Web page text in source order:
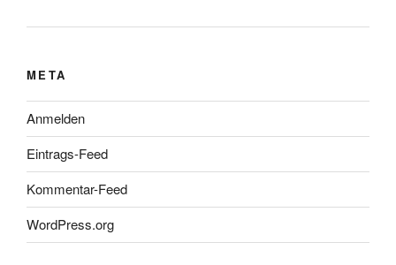
META
Anmelden
Eintrags-Feed
Kommentar-Feed
WordPress.org